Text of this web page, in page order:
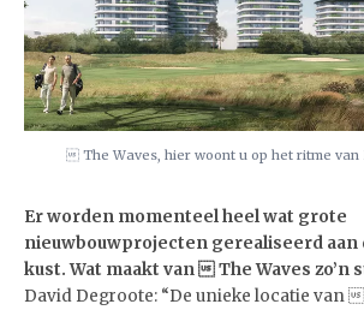
The Waves, hier woont u op het ritme van
Er worden momenteel heel wat grote
nieuwbouwprojecten gerealiseerd aan
kust. Wat maakt van  The Waves zo’n
David Degroote: “De unieke locatie van